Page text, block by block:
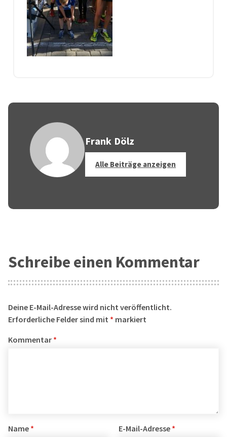
Frank Dölz
Alle Beiträge anzeigen
Schreibe einen Kommentar
Deine E-Mail-Adresse wird nicht veröffentlicht.
Erforderliche Felder sind mit * markiert
Kommentar *
Name * E-Mail-Adresse *